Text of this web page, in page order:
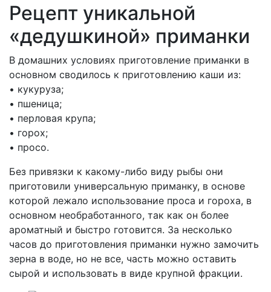
Рецепт уникальной
«дедушкиной» приманки
В домашних условиях приготовление приманки в
основном сводилось к приготовлению каши из:
• кукуруза;
• пшеница;
• перловая крупа;
• горох;
• просо.
Без привязки к какому-либо виду рыбы они
приготовили универсальную приманку, в основе
которой лежало использование проса и гороха, в
основном необработанного, так как он более
ароматный и быстро готовится. За несколько
часов до приготовления приманки нужно замочить
зерна в воде, но не все, часть можно оставить
сырой и использовать в виде крупной фракции.